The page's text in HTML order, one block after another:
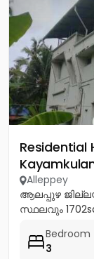
Residential
Alleppey
ആലപ്പുഴ
സ്ഥലവും
Bedroom
3